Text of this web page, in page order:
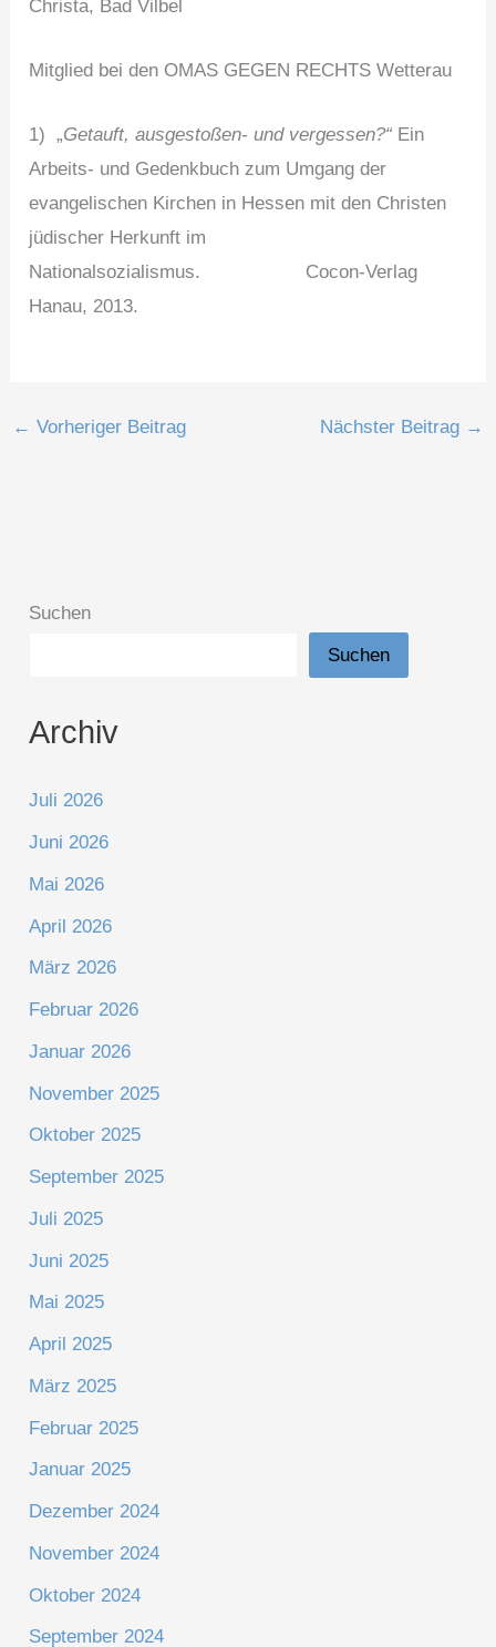
Christa, Bad Vilbel
Mitglied bei den OMAS GEGEN RECHTS Wetterau
1) „Getauft, ausgestoßen- und vergessen?“ Ein
Arbeits- und Gedenkbuch zum Umgang der
evangelischen Kirchen in Hessen mit den Christen
jüdischer Herkunft im
Nationalsozialismus. Cocon-Verlag
Hanau, 2013.
← Vorheriger Beitrag Nächster Beitrag →
Suchen
Suchen
Archiv
Juli 2026
Juni 2026
Mai 2026
April 2026
März 2026
Februar 2026
Januar 2026
November 2025
Oktober 2025
September 2025
Juli 2025
Juni 2025
Mai 2025
April 2025
März 2025
Februar 2025
Januar 2025
Dezember 2024
November 2024
Oktober 2024
September 2024